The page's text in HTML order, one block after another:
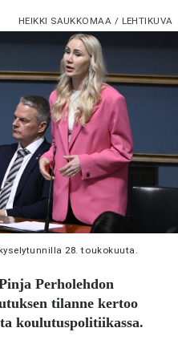
HEIKKI SAUKKOMAA / LEHTIKUVA
28. toukokuuta.
Perholehdon
tilanne kertoo
koulutuspolitiikassa.